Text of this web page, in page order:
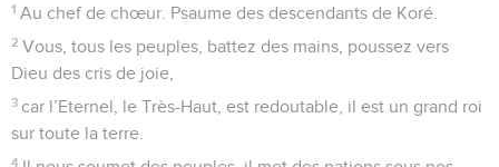
1 Au chef de chœur. Psaume des descendants de Koré.
2 Vous, tous les peuples, battez des mains, poussez vers
Dieu des cris de joie,
3 car l’Eternel, le Très-Haut, est redoutable, il est un grand roi
sur toute la terre.
4